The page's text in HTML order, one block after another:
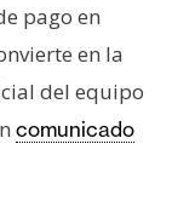
pago en
en la
del equipo
comunicado